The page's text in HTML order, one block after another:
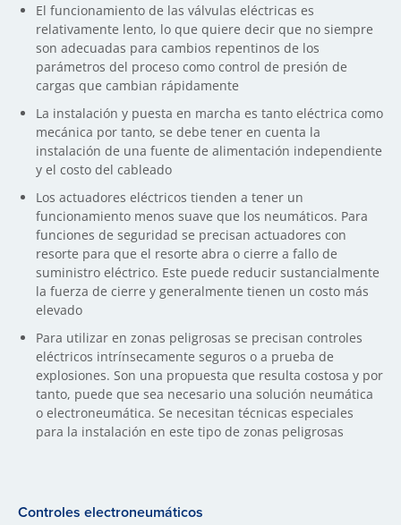
El funcionamiento de las válvulas eléctricas es
relativamente lento, lo que quiere decir que no siempre
son adecuadas para cambios repentinos de los
parámetros del proceso como control de presión de
cargas que cambian rápidamente
La instalación y puesta en marcha es tanto eléctrica como
mecánica por tanto, se debe tener en cuenta la
instalación de una fuente de alimentación independiente
y el costo del cableado
Los actuadores eléctricos tienden a tener un
funcionamiento menos suave que los neumáticos. Para
funciones de seguridad se precisan actuadores con
resorte para que el resorte abra o cierre a fallo de
suministro eléctrico. Este puede reducir sustancialmente
la fuerza de cierre y generalmente tienen un costo más
elevado
Para utilizar en zonas peligrosas se precisan controles
eléctricos intrínsecamente seguros o a prueba de
explosiones. Son una propuesta que resulta costosa y por
tanto, puede que sea necesario una solución neumática
o electroneumática. Se necesitan técnicas especiales
para la instalación en este tipo de zonas peligrosas
Controles electroneumáticos